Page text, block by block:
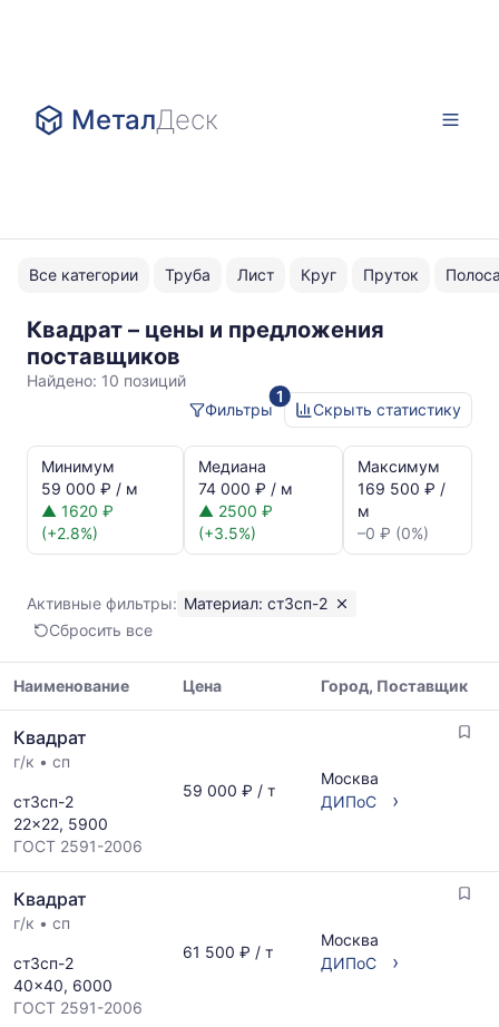
МеталДеск
Все категории Труба Лист Круг Пруток
Квадрат – цены и предложения
поставщиков
Найдено: 10 позиций
1
Фильтры
Скрыть статистику
динамика
цен:
Квадрат
ст3сп-2
минимальная,
медианная
максимальная
цена
прайс-
листов
поставщиков
за
последний
рассчитывается
по
предложениям
и
обновляется
Минимум
59 000 ₽ / м
▲ 1620 ₽
(+2.8%)
Медиана
74 000 ₽ / м
▲ 2500 ₽
(+3.5%)
Максимум
169 500 ₽ /
м
–0 ₽ (0%)
Активные фильтры: Материал: ст3сп-2
Сбросить все
цен
на
указанием
ГОСТ,
размеров
поставщиков
запросу
Наименование Цена Город, Поставщик
Квадрат
г/к • сп
ст3сп-2
22x22, 5900
ГОСТ 2591-2006
59 000 ₽ / т
Москва
ДИПоС
›
Квадрат
г/к • сп
ст3сп-2
40x40, 6000
ГОСТ 2591-2006
61 500 ₽ / т
Москва
ДИПоС
›